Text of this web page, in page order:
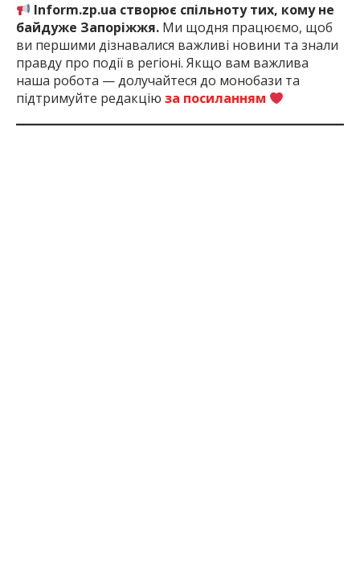
Inform.zp.ua створює спільноту тих, кому не
байдуже Запоріжжя. Ми щодня працюємо, щоб
ви першими дізнавалися важливі новини та знали
правду про події в регіоні. Якщо вам важлива
наша робота — долучайтеся до монобази та
підтримуйте редакцію за посиланням